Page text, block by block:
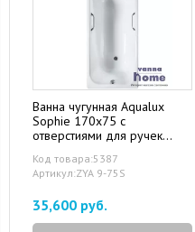
Ванна чугунная Aqualux
Sophie 170x75 с
отверстиями для ручек
Код товара:5387
Артикул:ZYA 9-75S
35,600 руб.